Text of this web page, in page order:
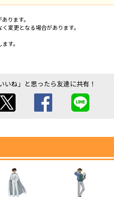
ります。
変更となる場合があります。
す。
いいね」と思ったら友達に共有！